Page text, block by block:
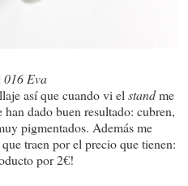
016 Eva
así que cuando vi elstandme
dado buen resultado: cubren,
pigmentados. Además me
traen por el precio que tienen:
por 2€!